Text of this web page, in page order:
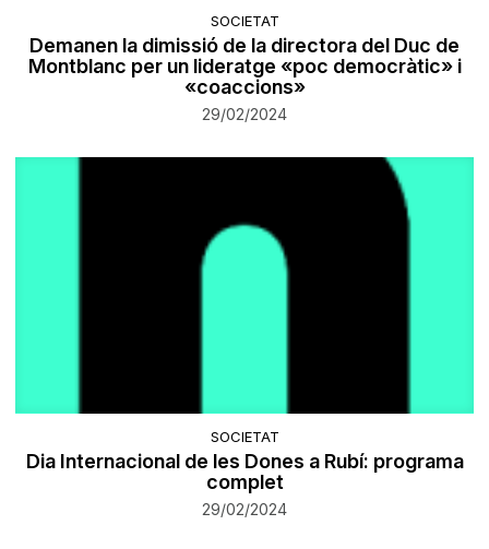
SOCIETAT
Demanen la dimissió de la directora del Duc de
Montblanc per un lideratge «poc democràtic» i
«coaccions»
29/02/2024
SOCIETAT
Dia Internacional de les Dones a Rubí: programa
complet
29/02/2024